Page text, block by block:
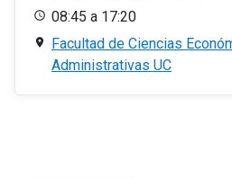
08:45 a 17:20
Facultad de Ciencias
Administrativas UC